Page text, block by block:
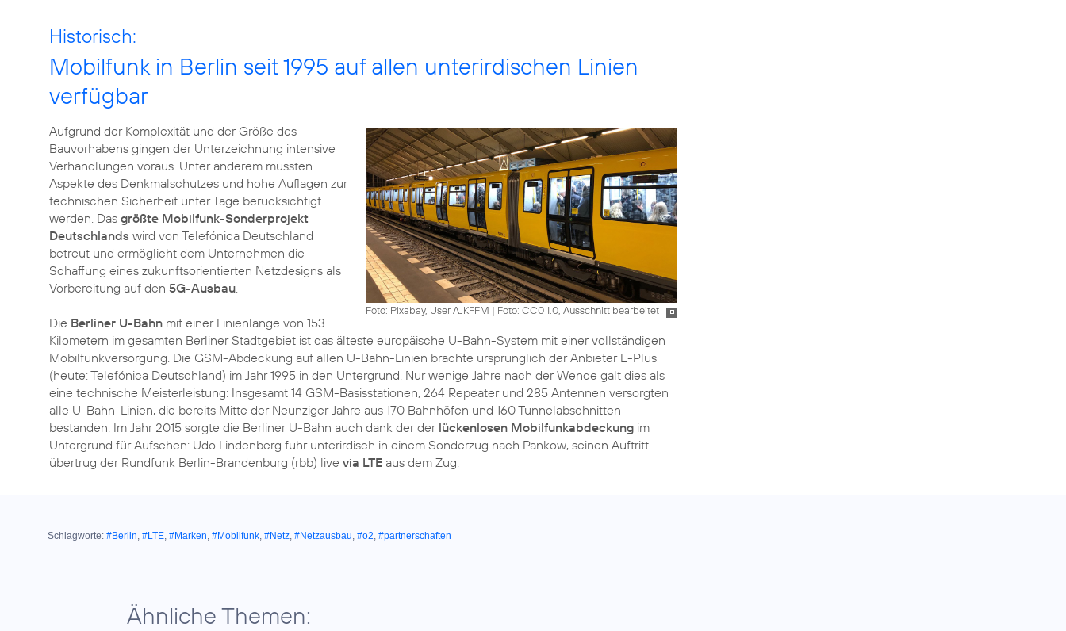
Historisch:
Mobilfunk in Berlin seit 1995 auf allen unterirdischen Linien
verfügbar
Foto: Pixabay, User AJKFFM | Foto: CC0 1.0, Ausschnitt bearbeitet
Aufgrund der Komplexität und der Größe des
Bauvorhabens gingen der Unterzeichnung intensive
Verhandlungen voraus. Unter anderem mussten
Aspekte des Denkmalschutzes und hohe Auflagen zur
technischen Sicherheit unter Tage berücksichtigt
werden. Das größte Mobilfunk-Sonderprojekt
Deutschlands wird von Telefónica Deutschland
betreut und ermöglicht dem Unternehmen die
Schaffung eines zukunftsorientierten Netzdesigns als
Vorbereitung auf den 5G-Ausbau.
Die Berliner U-Bahn mit einer Linienlänge von 153
Kilometern im gesamten Berliner Stadtgebiet ist das älteste europäische U-Bahn-System mit einer vollständigen
Mobilfunkversorgung. Die GSM-Abdeckung auf allen U-Bahn-Linien brachte ursprünglich der Anbieter E-Plus
(heute: Telefónica Deutschland) im Jahr 1995 in den Untergrund. Nur wenige Jahre nach der Wende galt dies als
eine technische Meisterleistung: Insgesamt 14 GSM-Basisstationen, 264 Repeater und 285 Antennen versorgten
alle U-Bahn-Linien, die bereits Mitte der Neunziger Jahre aus 170 Bahnhöfen und 160 Tunnelabschnitten
bestanden. Im Jahr 2015 sorgte die Berliner U-Bahn auch dank der der lückenlosen Mobilfunkabdeckung im
Untergrund für Aufsehen: Udo Lindenberg fuhr unterirdisch in einem Sonderzug nach Pankow, seinen Auftritt
übertrug der Rundfunk Berlin-Brandenburg (rbb) live via LTE aus dem Zug.
Schlagworte: #Berlin, #LTE, #Marken, #Mobilfunk, #Netz, #Netzausbau, #o2, #partnerschaften
Ähnliche Themen: